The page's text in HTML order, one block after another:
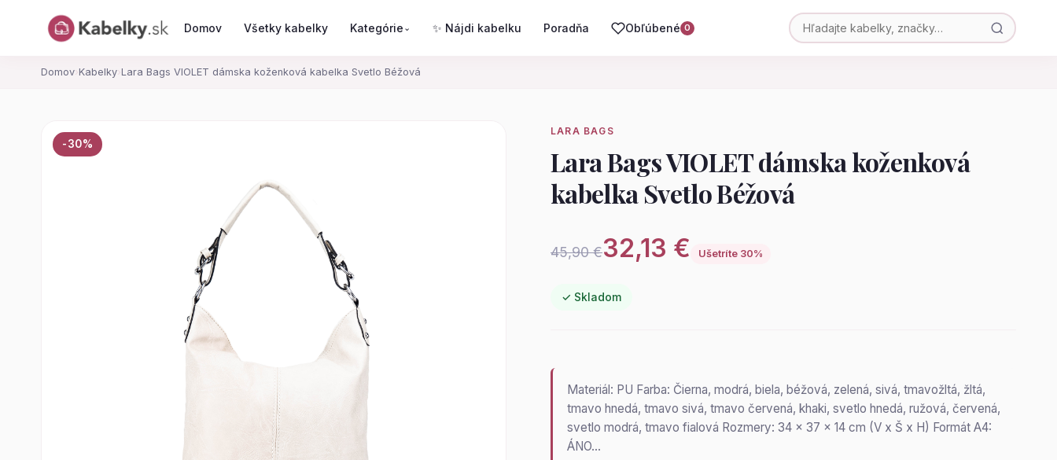
Domov Všetky kabelky Kategórie ⌄ ✨ Nájdi kabelku Poradňa Obľúbené 0
Domov› Kabelky› Lara Bags VIOLET dámska koženková kabelka Svetlo Béžová
-30%
LARA BAGS
Lara Bags VIOLET dámska koženková
kabelka Svetlo Béžová
45,90 €32,13 € Ušetríte 30%
✓ Skladom
Materiál: PU Farba: Čierna, modrá, biela, béžová, zelená, sivá, tmavožltá, žltá,
tmavo hnedá, tmavo sivá, tmavo červená, khaki, svetlo hnedá, ružová, červená,
svetlo modrá, tmavo fialová Rozmery: 34 x 37 x 14 cm (V x Š x H) Formát A4:
ÁNO…